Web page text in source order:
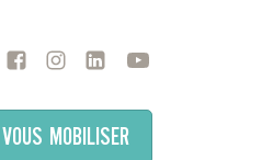
VOUS MOBILISER